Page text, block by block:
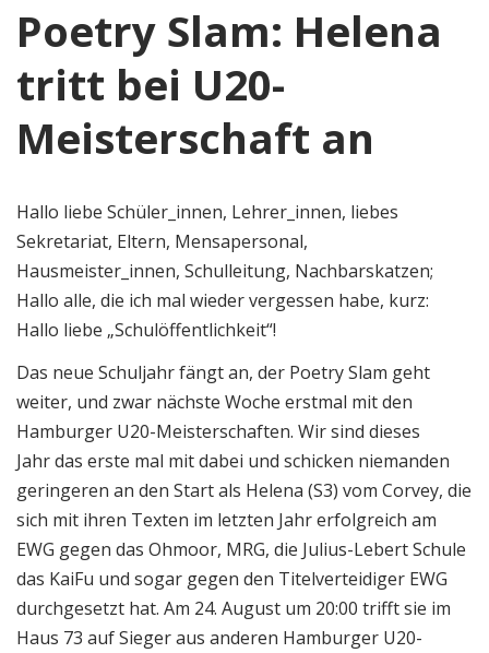
Poetry Slam: Helena
tritt bei U20-
Meisterschaft an
Hallo liebe Schüler_innen, Lehrer_innen, liebes
Sekretariat, Eltern, Mensapersonal,
Hausmeister_innen, Schulleitung, Nachbarskatzen;
Hallo alle, die ich mal wieder vergessen habe, kurz:
Hallo liebe „Schulöffentlichkeit“!
Das neue Schuljahr fängt an, der Poetry Slam geht
weiter, und zwar nächste Woche erstmal mit den
Hamburger U20-Meisterschaften. Wir sind dieses
Jahr das erste mal mit dabei und schicken niemanden
geringeren an den Start als Helena (S3) vom Corvey, die
sich mit ihren Texten im letzten Jahr erfolgreich am
EWG gegen das Ohmoor, MRG, die Julius-Lebert Schule
das KaiFu und sogar gegen den Titelverteidiger EWG
durchgesetzt hat. Am 24. August um 20:00 trifft sie im
Haus 73 auf Sieger aus anderen Hamburger U20-